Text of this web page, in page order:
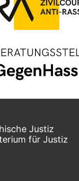
Justiz
für Justiz